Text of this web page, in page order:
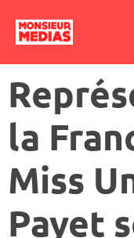
la
Miss
Payet